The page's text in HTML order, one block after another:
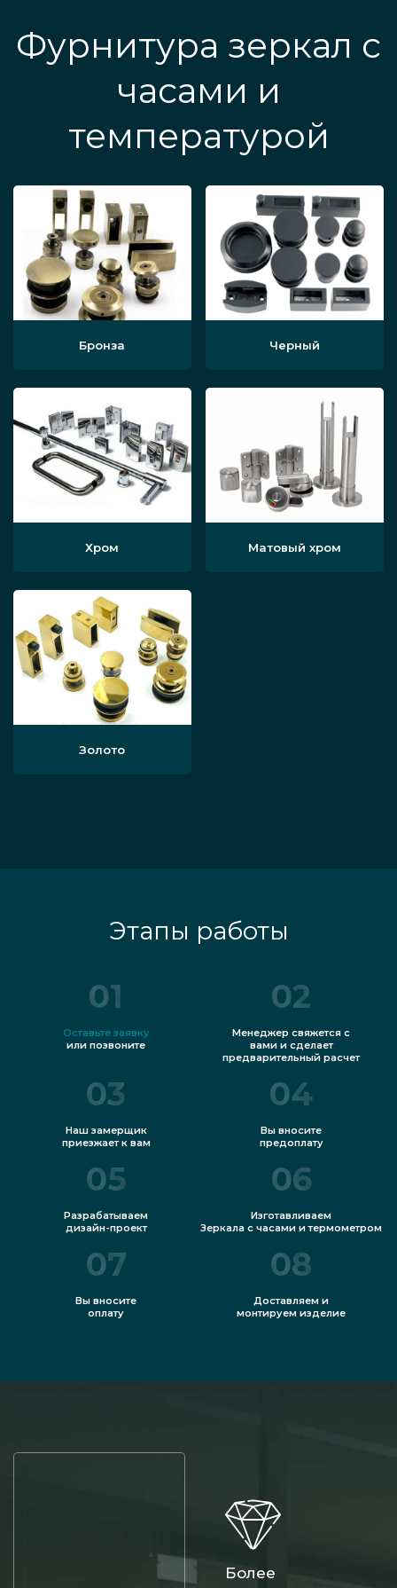
Фурнитура зеркал с
часами и
температурой
Бронза Черный
Хром Матовый хром
Золото
Этапы работы
01
Оставьте заявку
или позвоните
02
Менеджер свяжется с
вами и сделает
предварительный расчет
03
Наш замерщик
приезжает к вам
04
Вы вносите
предоплату
05
Разрабатываем
дизайн-проект
06
Изготавливаем
Зеркала с часами и термометром
07
Вы вносите
оплату
08
Доставляем и
монтируем изделие
Более